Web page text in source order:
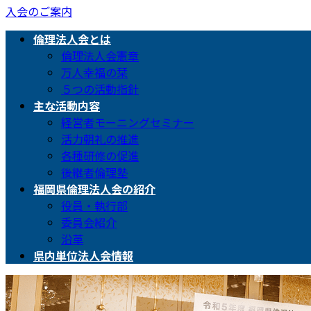
入会のご案内
倫理法人会とは
倫理法人会憲章
万人幸福の栞
５つの活動指針
主な活動内容
経営者モーニングセミナー
活力朝礼の推進
各種研修の促進
後継者倫理塾
福岡県倫理法人会の紹介
役員・執行部
委員会紹介
沿革
県内単位法人会情報